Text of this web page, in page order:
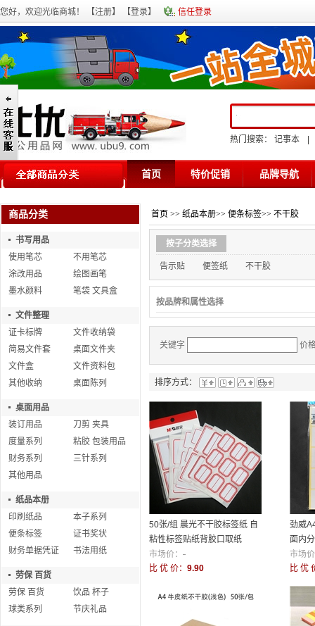
您好，欢迎光临商城！ 【注册】 【登录】 信任登录
热门搜索： 记事本
首页 特价促销 品牌导航
商品分类
书写用品
使用笔芯
不用笔芯
涂改用品
绘图画笔
墨水颜料
笔袋 文具盒
文件整理
证卡标牌
文件收纳袋
简易文件套
桌面文件夹
文件盒
文件资料包
其他收纳
桌面陈列
桌面用品
装订用品
刀剪 夹具
度量系列
粘胶 包装用品
财务系列
三针系列
其他用品
纸品本册
印刷纸品
本子系列
便条标签
证书奖状
财务单据凭证
书法用纸
劳保 百货
劳保 百货
饮品 杯子
球类系列
节庆礼品
首页 >> 纸品本册>> 便条标签>> 不干胶
按子分类选择
告示贴 便签纸 不干胶
按品牌和属性选择
关键字 价
排序方式：
50张/组 晨光不干胶标签纸 自
粘性标签贴纸背胶口取纸
市场价： -
比 优 价： 9.90
劲威
面内
背胶纸
市场
比 优